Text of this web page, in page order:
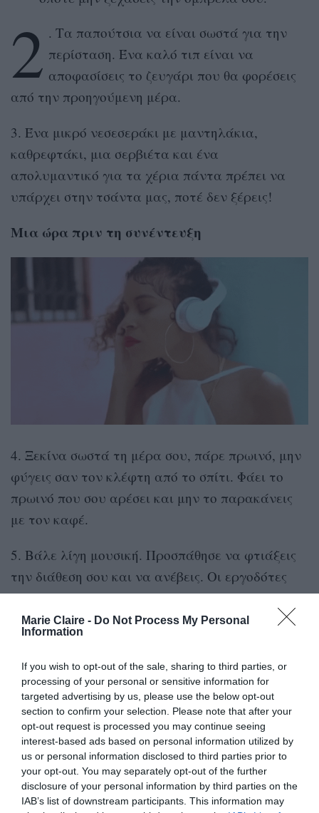
Marie Claire - Do Not Process My Personal
Information
If you wish to opt-out of the sale, sharing to third parties, or
processing of your personal or sensitive information for
targeted advertising by us, please use the below opt-out
section to confirm your selection. Please note that after your
opt-out request is processed you may continue seeing
interest-based ads based on personal information utilized by
us or personal information disclosed to third parties prior to
your opt-out. You may separately opt-out of the further
disclosure of your personal information by third parties on the
IAB’s list of downstream participants. This information may
2 . Tα παπούτσια να είναι σωστά για την
περίσταση. Ένα καλό τιπ είναι να
αποφασίσεις τo ζευγάρι που θα φορέσεις
από την προηγούμενη μέρα.
3. Ένα μικρό νεσεσεράκι με μαντηλάκια,
καθρεφτάκι, μια σερβιέτα και ένα
απολυμαντικό για τα χέρια πάντα πρέπει να
υπάρχει στην τσάντα μας, ποτέ δεν ξέρεις!
Μια ώρα πριν τη συνέντευξη
4. Ξεκίνα σωστά τη μέρα σου, πάρε πρωινό, μην
φύγεις σαν τον κλέφτη από το σπίτι. Φάει το
πρωινό που σου αρέσει και μην το παρακάνεις
με τον καφέ.
5. Βάλε λίγη μουσική. Προσπάθησε να φτιάξεις
την διάθεση σου και να ανέβεις. Οι εργοδότες
ψάχνουν για ανθρώπους που να αποπνέουν
πάθος και ενθουσιασμό και βάλε τον εαυτό σου
σε ένα ωραίο mood.
6. Προσπάθησε να κάνεις κάτι το οποίο δεν θα
έχει σχέση με την συνέντευξη, συγκεντρώσου σε
κάτι που σου αρέσει πιο πολύ και σε κάνει να
αισθάνεσαι όμορφα.
Λίγα λεπτά πριν τη συνέντευξη